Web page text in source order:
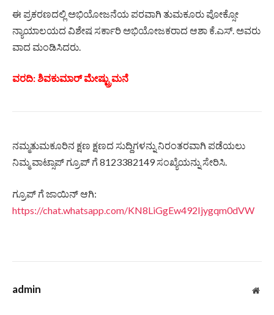
ಈ ಪ್ರಕರಣದಲ್ಲಿ ಅಭಿಯೋಜನೆಯ ಪರವಾಗಿ ತುಮಕೂರು ಪೋಕ್ಸೋ
ನ್ಯಾಯಾಲಯದ ವಿಶೇಷ ಸರ್ಕಾರಿ ಅಭಿಯೋಜಕರಾದ ಆಶಾ ಕೆ.ಎಸ್. ಅವರು
ವಾದ ಮಂಡಿಸಿದರು.
ವರದಿ: ಶಿವಕುಮಾರ್ ಮೇಷ್ಟ್ರುಮನೆ
ನಮ್ಮತುಮಕೂರಿನ ಕ್ಷಣ ಕ್ಷಣದ ಸುದ್ದಿಗಳನ್ನು ನಿರಂತರವಾಗಿ ಪಡೆಯಲು
ನಿಮ್ಮ ವಾಟ್ಸಾಪ್ ಗ್ರೂಪ್ ಗೆ 8123382149 ಸಂಖ್ಯೆಯನ್ನು ಸೇರಿಸಿ.
ಗ್ರೂಪ್ ಗೆ ಜಾಯಿನ್ ಆಗಿ:
https://chat.whatsapp.com/KN8LiGgEw492Ijygqm0dVW
admin